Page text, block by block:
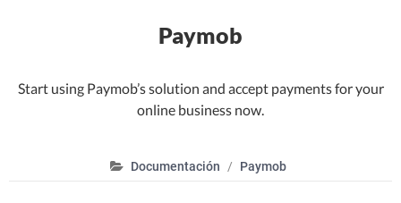
Paymob
Start using Paymob’s solution and accept payments for your
online business now.
Documentación Paymob